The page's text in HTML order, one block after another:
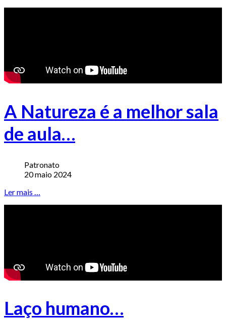
A Natureza é a melhor sala
de aula…
Patronato
20 maio 2024
Ler mais …
Laço humano…